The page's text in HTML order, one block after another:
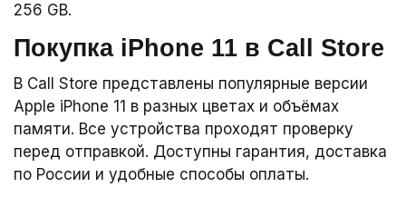
256 GB.
Покупка iPhone 11 в Call Store
В Call Store представлены популярные версии
Apple iPhone 11 в разных цветах и объёмах
памяти. Все устройства проходят проверку
перед отправкой. Доступны гарантия, доставка
по России и удобные способы оплаты.